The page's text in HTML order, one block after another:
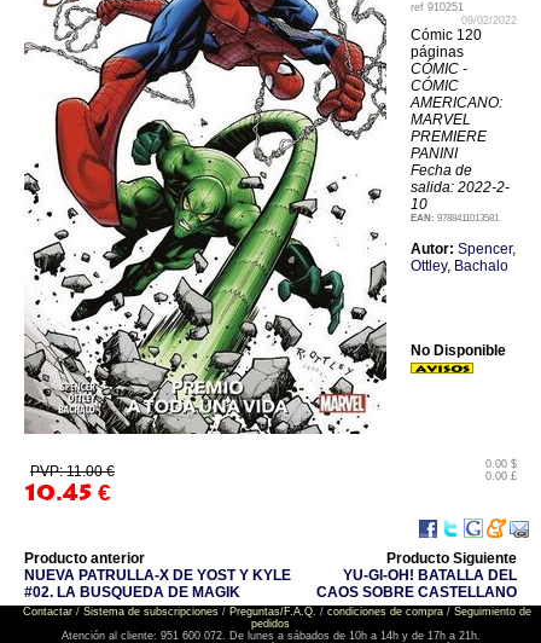
ref 910251
09/02/2022
Cómic 120
páginas
CÓMIC -
CÓMIC
AMERICANO:
MARVEL
PREMIERE
PANINI
Fecha de
salida: 2022-2-
10
EAN: 9788411013581
Autor: Spencer,
Ottley, Bachalo
PVP: 11.00 €
10.45 €
0.00 $
0.00 £
No Disponible
Producto anterior
NUEVA PATRULLA-X DE YOST Y KYLE
#02. LA BUSQUEDA DE MAGIK
Producto Siguiente
YU-GI-OH! BATALLA DEL
CAOS SOBRE CASTELLANO
Contactar/ Sistema de subscripciones/ Preguntas/F.A.Q. / condiciones de compra/ Seguimiento de
pedidos
Atención al cliente: 951 600 072. De lunes a sábados de 10h a 14h y de 17h a 21h.